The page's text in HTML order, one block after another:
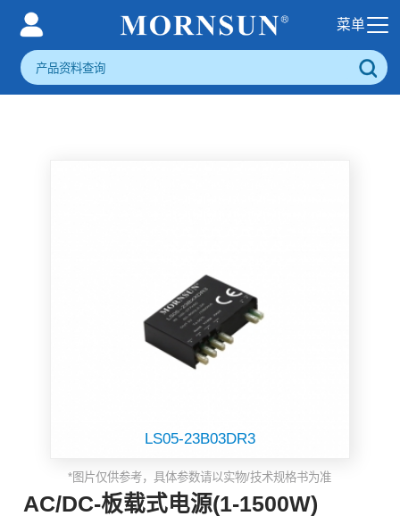
LS05-23B03DR3
*图片仅供参考，具体参数请以实物/技术规格书为准
AC/DC-板载式电源(1-1500W)